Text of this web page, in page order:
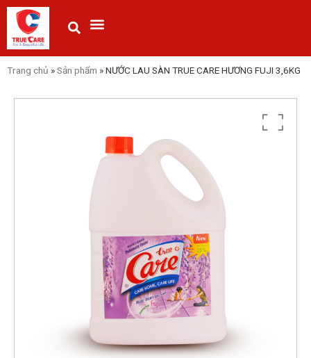
Trang chủ »Sản phẩm »NƯỚC LAU SÀN TRUE CARE HƯƠNG FUJI 3,6KG